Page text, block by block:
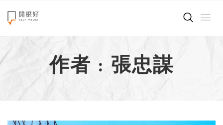
來點正能量
世界在想什麼
創造美好生活
作者 : 張忠謀